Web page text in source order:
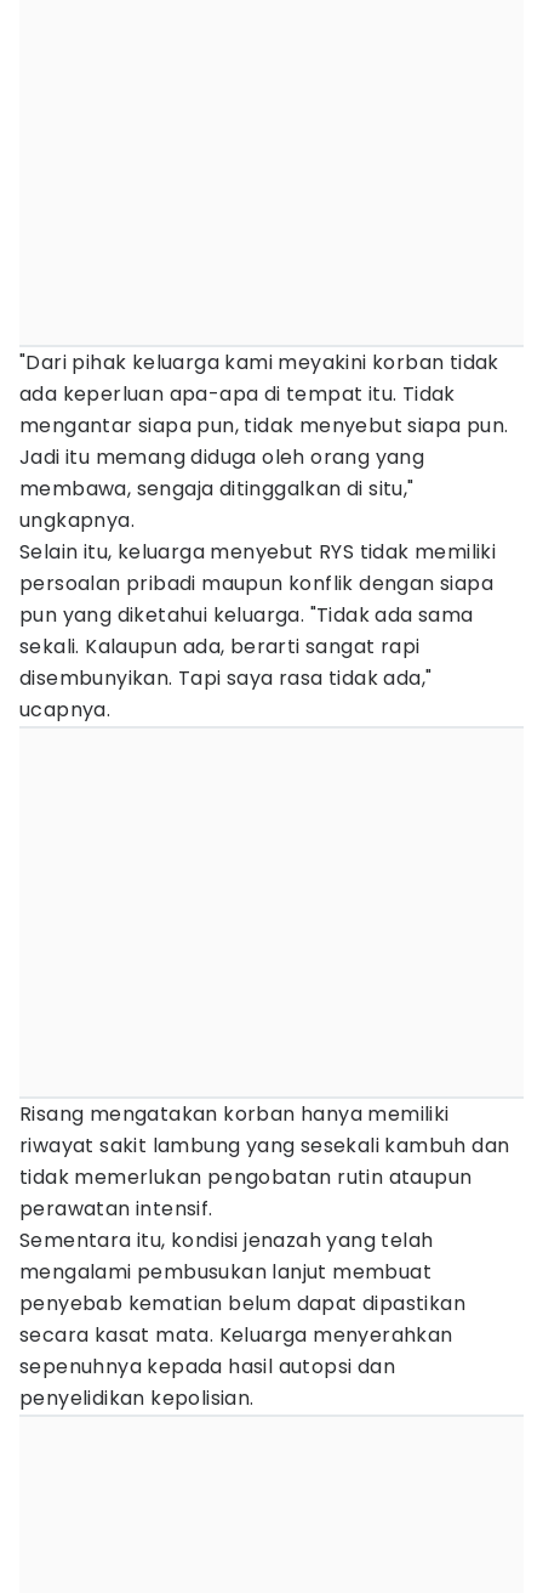
"Dari pihak keluarga kami meyakini korban tidak
ada keperluan apa-apa di tempat itu. Tidak
mengantar siapa pun, tidak menyebut siapa pun.
Jadi itu memang diduga oleh orang yang
membawa, sengaja ditinggalkan di situ,"
ungkapnya.
Selain itu, keluarga menyebut RYS tidak memiliki
persoalan pribadi maupun konflik dengan siapa
pun yang diketahui keluarga. "Tidak ada sama
sekali. Kalaupun ada, berarti sangat rapi
disembunyikan. Tapi saya rasa tidak ada,"
ucapnya.
Risang mengatakan korban hanya memiliki
riwayat sakit lambung yang sesekali kambuh dan
tidak memerlukan pengobatan rutin ataupun
perawatan intensif.
Sementara itu, kondisi jenazah yang telah
mengalami pembusukan lanjut membuat
penyebab kematian belum dapat dipastikan
secara kasat mata. Keluarga menyerahkan
sepenuhnya kepada hasil autopsi dan
penyelidikan kepolisian.